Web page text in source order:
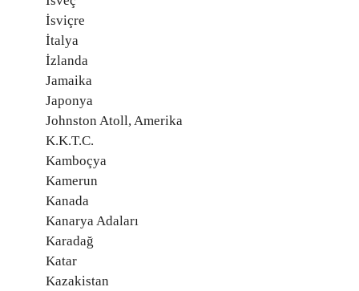
İsviçre
İtalya
İzlanda
Jamaika
Japonya
Johnston Atoll, Amerika
K.K.T.C.
Kamboçya
Kamerun
Kanada
Kanarya Adaları
Karadağ
Katar
Kazakistan